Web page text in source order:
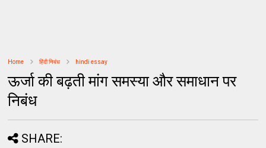
Home हिंदी निबंध hindi essay
ऊर्जा की बढ़ती मांग समस्या और समाधान पर
निबंध
SHARE: